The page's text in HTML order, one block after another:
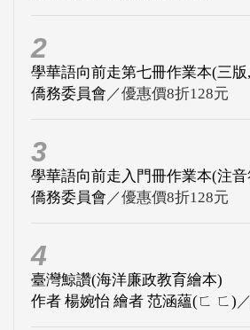
2
學華語向前走第七冊作業本(三
僑務委員會 ／優惠價8折128元
3
學華語向前走入門冊作業本(注
僑務委員會 ／優惠價8折128元
4
臺灣鯨讚(海洋廉政教育繪本)
作者 楊婉怡 繪者 范涵蘊(ㄈ ㄈ)